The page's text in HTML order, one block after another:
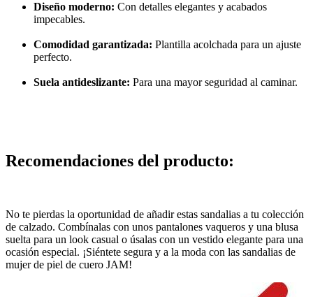
Diseño moderno: Con detalles elegantes y acabados
impecables.
Comodidad garantizada: Plantilla acolchada para un ajuste
perfecto.
Suela antideslizante: Para una mayor seguridad al caminar.
Recomendaciones del producto:
No te pierdas la oportunidad de añadir estas sandalias a tu colección
de calzado. Combínalas con unos pantalones vaqueros y una blusa
suelta para un look casual o úsalas con un vestido elegante para una
ocasión especial. ¡Siéntete segura y a la moda con las sandalias de
mujer de piel de cuero JAM!